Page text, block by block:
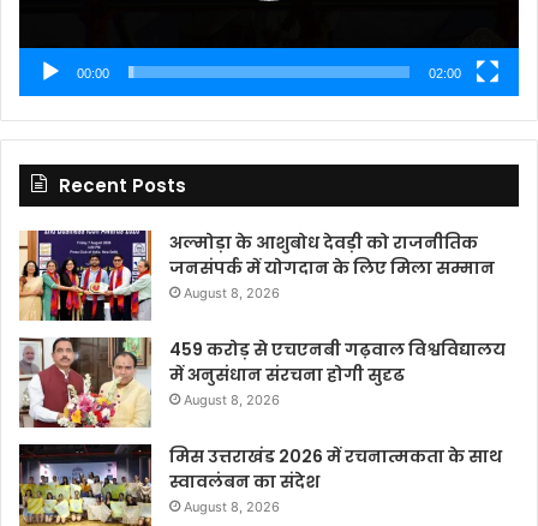
00:00 02:00
Recent Posts
अल्मोड़ा के आशुबोध देवड़ी को राजनीतिक
जनसंपर्क में योगदान के लिए मिला सम्मान
August 8, 2026
459 करोड़ से एचएनबी गढ़वाल विश्वविद्यालय
में अनुसंधान संरचना होगी सुदृढ
August 8, 2026
मिस उत्तराखंड 2026 में रचनात्मकता के साथ
स्वावलंबन का संदेश
August 8, 2026